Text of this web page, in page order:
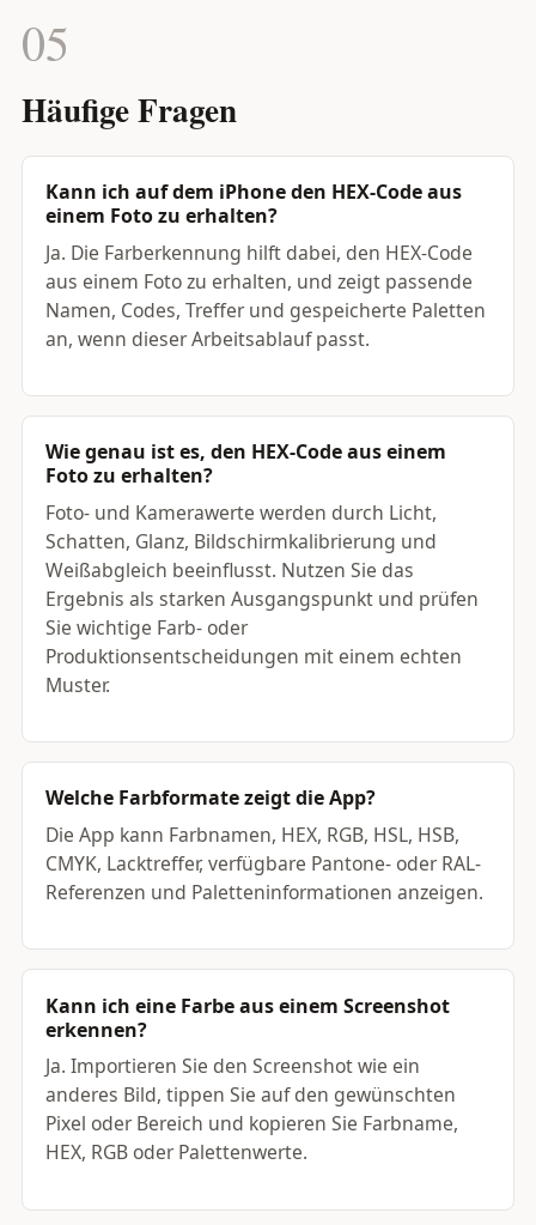
05
Häufige Fragen
Kann ich auf dem iPhone den HEX-Code aus
einem Foto zu erhalten?
Ja. Die Farberkennung hilft dabei, den HEX-Code
aus einem Foto zu erhalten, und zeigt passende
Namen, Codes, Treffer und gespeicherte Paletten
an, wenn dieser Arbeitsablauf passt.
Wie genau ist es, den HEX-Code aus einem
Foto zu erhalten?
Foto- und Kamerawerte werden durch Licht,
Schatten, Glanz, Bildschirmkalibrierung und
Weißabgleich beeinflusst. Nutzen Sie das
Ergebnis als starken Ausgangspunkt und prüfen
Sie wichtige Farb- oder
Produktionsentscheidungen mit einem echten
Muster.
Welche Farbformate zeigt die App?
Die App kann Farbnamen, HEX, RGB, HSL, HSB,
CMYK, Lacktreffer, verfügbare Pantone- oder RAL-
Referenzen und Paletteninformationen anzeigen.
Kann ich eine Farbe aus einem Screenshot
erkennen?
Ja. Importieren Sie den Screenshot wie ein
anderes Bild, tippen Sie auf den gewünschten
Pixel oder Bereich und kopieren Sie Farbname,
HEX, RGB oder Palettenwerte.